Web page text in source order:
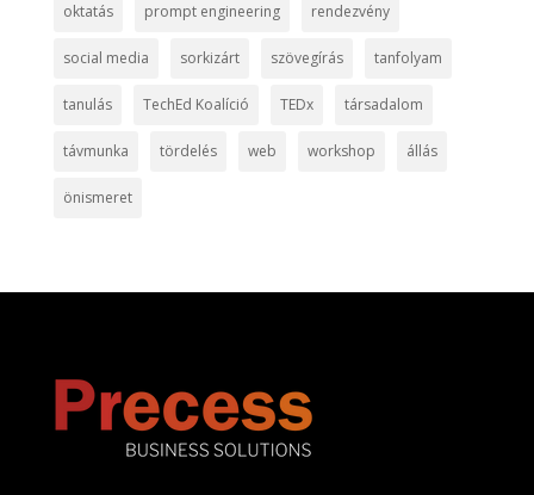
oktatás prompt engineering rendezvény
social media sorkizárt szövegírás tanfolyam
tanulás TechEd Koalíció TEDx társadalom
távmunka tördelés web workshop állás
önismeret